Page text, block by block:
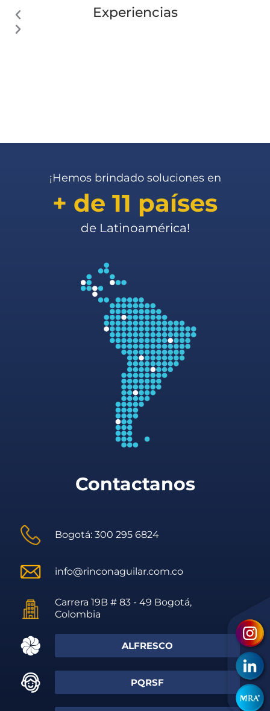
Experiencias
¡Hemos brindado soluciones en
+ de 11 países
de Latinoamérica!
Contactanos
Bogotá: 300 295 6824
info@rinconaguilar.com.co
Carrera 19B # 83 - 49 Bogotá,
Colombia
ALFRESCO
PQRSF